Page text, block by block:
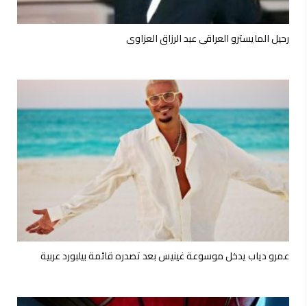
رحيل المايسترو العراقي عبد الرزاق العزاوي
عمرو دياب يدخل موسوعة غينيس بعد تصدره قائمة بيلبورد عربية